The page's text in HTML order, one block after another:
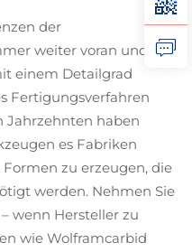
der
weiter voran und
einem Detailgrad
Fertigungsverfahren
Jahrzehnten haben
es Fabriken
zu erzeugen, die
werden. Nehmen Sie
wenn Hersteller zu
wie Wolframcarbid